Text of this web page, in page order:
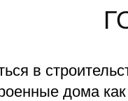
в
дома